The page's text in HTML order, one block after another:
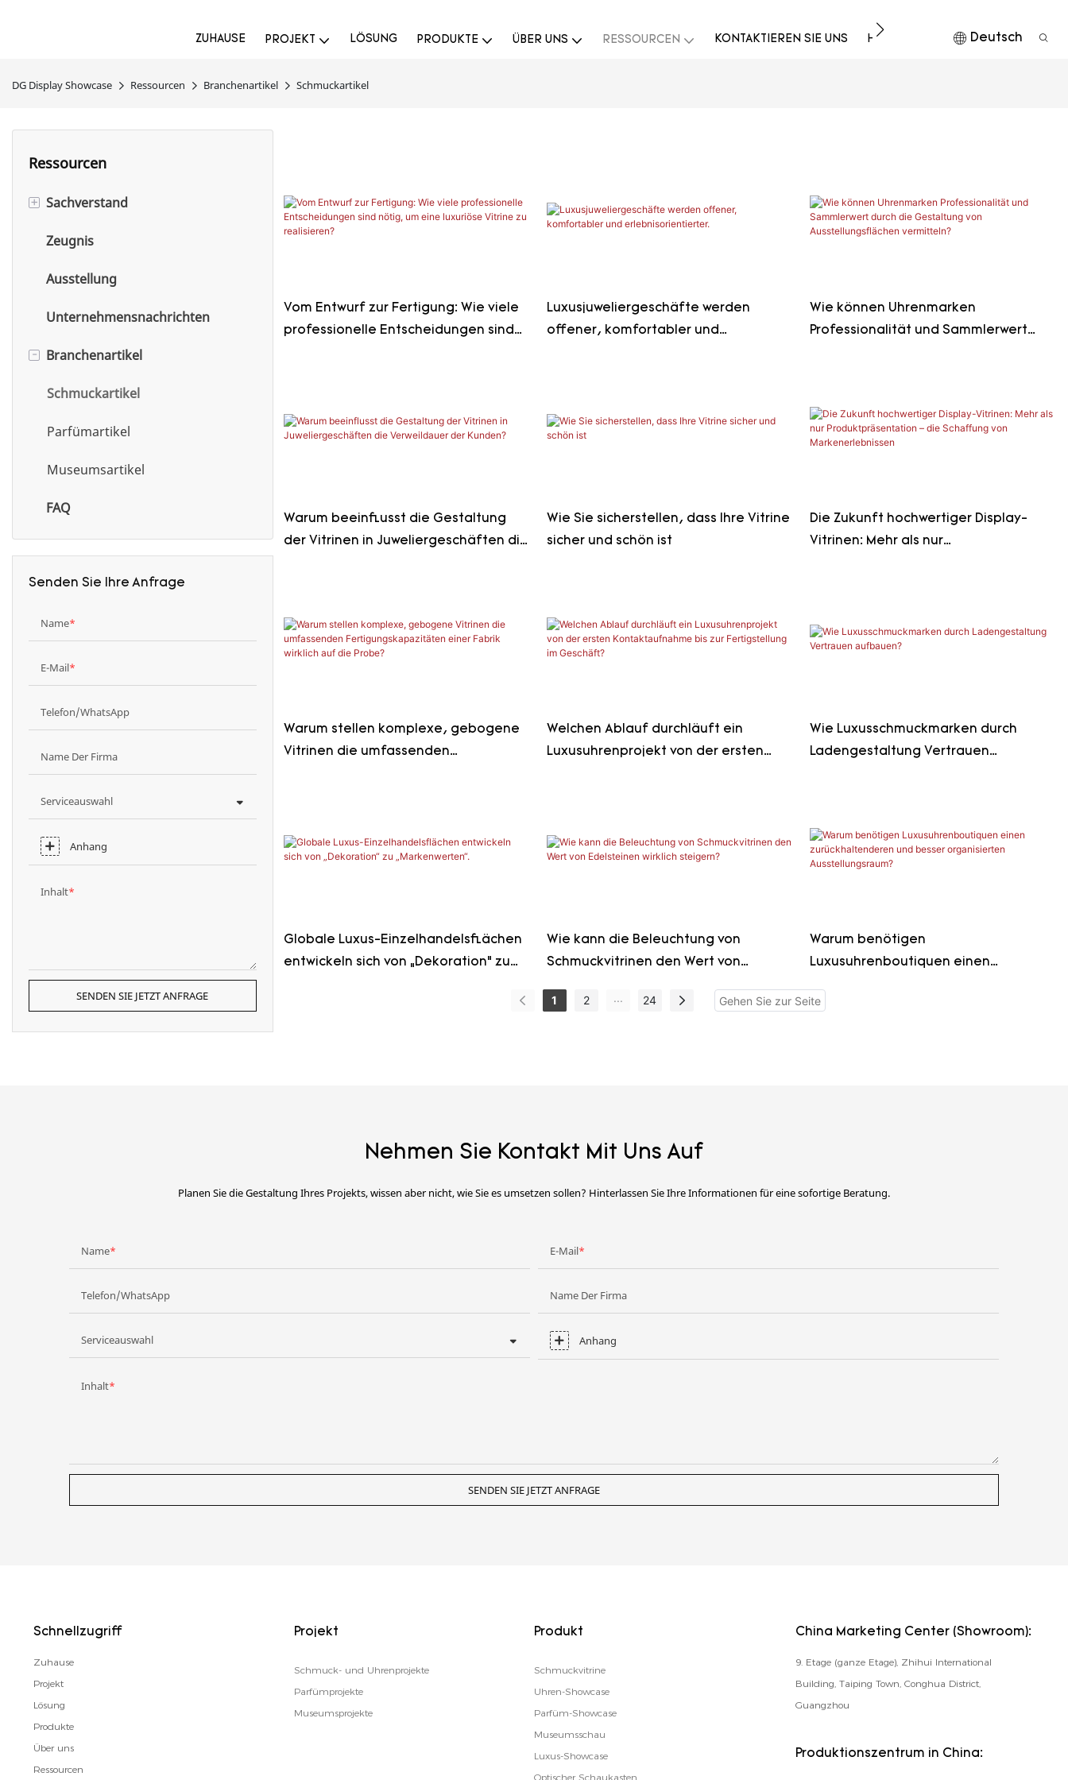
ZUHAUSE PROJEKT LÖSUNG PRODUKTE ÜBER UNS RESSOURCEN KONTAKTIEREN SIE UNS HERUNTERLADEN Deutsch
DG Display Showcase Ressourcen Branchenartikel Schmuckartikel
Ressourcen
+ Sachverstand
Schmuckexpertise
Parfümexpertise
Museumsexpertise
Zeugnis
Ausstellung
Unternehmensnachrichten
- Branchenartikel
Schmuckartikel
Parfümartikel
Museumsartikel
FAQ
Senden Sie Ihre Anfrage
Name
E-Mail
Telefon/WhatsApp
Name Der Firma
Serviceauswahl
Anhang
Inhalt
SENDEN SIE JETZT ANFRAGE
Vom Entwurf zur Fertigung: Wie viele
professionelle Entscheidungen sind
Luxusjuweliergeschäfte werden
offener, komfortabler und
Wie können Uhrenmarken
Professionalität und Sammlerwert
Warum beeinflusst die Gestaltung
der Vitrinen in Juweliergeschäften die
Wie Sie sicherstellen, dass Ihre Vitrine
sicher und schön ist
Die Zukunft hochwertiger Display-
Vitrinen: Mehr als nur
Warum stellen komplexe, gebogene
Vitrinen die umfassenden
Welchen Ablauf durchläuft ein
Luxusuhrenprojekt von der ersten
Wie Luxusschmuckmarken durch
Ladengestaltung Vertrauen
Globale Luxus-Einzelhandelsflächen
entwickeln sich von „Dekoration“ zu
Wie kann die Beleuchtung von
Schmuckvitrinen den Wert von
Warum benötigen
Luxusuhrenboutiquen einen
organisierten Ausstellungsraum?
1 2 ... 24
Nehmen Sie Kontakt Mit Uns Auf
Planen Sie die Gestaltung Ihres Projekts, wissen aber nicht, wie Sie es umsetzen sollen? Hinterlassen Sie Ihre Informationen für eine sofortige Beratung.
Name E-Mail
Telefon/WhatsApp Name Der Firma
Serviceauswahl Anhang
Inhalt
SENDEN SIE JETZT ANFRAGE
Schnellzugriff
Zuhause
Projekt
Lösung
Produkte
Über uns
Ressourcen
Projekt
Schmuck- und Uhrenprojekte
Parfümprojekte
Museumsprojekte
Produkt
Schmuckvitrine
Uhren-Showcase
Parfüm-Showcase
Museumsschau
Luxus-Showcase
Optischer Schaukasten
China Marketing Center (Showroom):
9. Etage (ganze Etage), Zhihui International
Building, Taiping Town, Conghua District,
Guangzhou
Produktionszentrum in China: